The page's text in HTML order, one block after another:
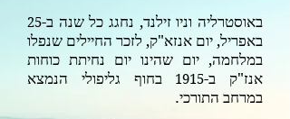
באוסטרליה וניו זילנד, נחגג כל שנה ב-25
באפריל, יום אנזא"ק, לזכר החיילים שנפלו
במלחמה, יום שהינו יום נחיתת כוחות
אנז"ק ב-1915
בחוף גליפולי הנמצא
במרחב התורכי.